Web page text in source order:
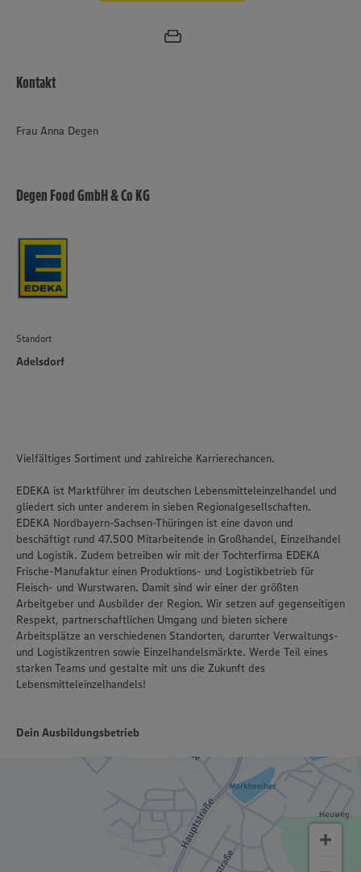
Kontakt
Frau Anna Degen
Degen Food GmbH & Co KG
Standort
Adelsdorf
Vielfältiges Sortiment und zahlreiche Karrierechancen.
EDEKA ist Marktführer im deutschen Lebensmitteleinzelhandel und
gliedert sich unter anderem in sieben Regionalgesellschaften.
EDEKA Nordbayern-Sachsen-Thüringen ist eine davon und
beschäftigt rund 47.500 Mitarbeitende in Großhandel, Einzelhandel
und Logistik. Zudem betreiben wir mit der Tochterfirma EDEKA
Frische-Manufaktur einen Produktions- und Logistikbetrieb für
Fleisch- und Wurstwaren. Damit sind wir einer der größten
Arbeitgeber und Ausbilder der Region. Wir setzen auf gegenseitigen
Respekt, partnerschaftlichen Umgang und bieten sichere
Arbeitsplätze an verschiedenen Standorten, darunter Verwaltungs-
und Logistikzentren sowie Einzelhandelsmärkte. Werde Teil eines
starken Teams und gestalte mit uns die Zukunft des
Lebensmitteleinzelhandels!
Dein Ausbildungsbetrieb